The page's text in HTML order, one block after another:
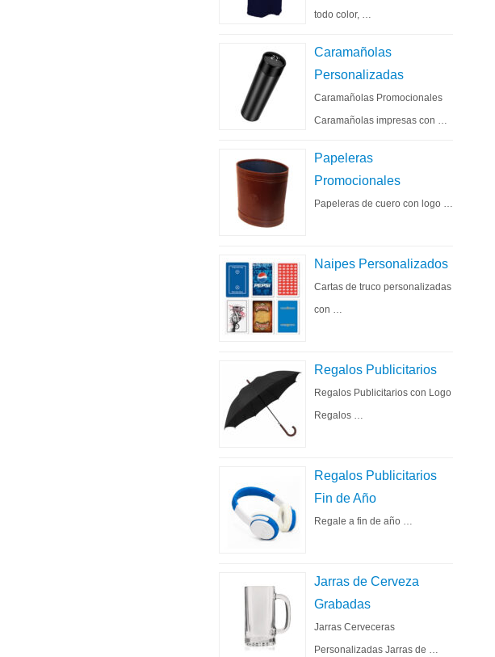
todo color, …
Caramañolas
Personalizadas
Caramañolas Promocionales
Caramañolas impresas con …
Papeleras
Promocionales
Papeleras de cuero con logo …
Naipes Personalizados
Cartas de truco personalizadas
con …
Regalos Publicitarios
Regalos Publicitarios con Logo
Regalos …
Regalos Publicitarios
Fin de Año
Regale a fin de año …
Jarras de Cerveza
Grabadas
Jarras Cerveceras
Personalizadas Jarras de …